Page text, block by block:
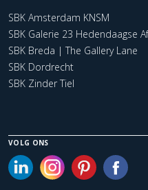
SBK Amsterdam KNSM
SBK Galerie 23 Hedendaagse
SBK Breda | The Gallery Lane
SBK Dordrecht
SBK Zinder Tiel
VOLG ONS